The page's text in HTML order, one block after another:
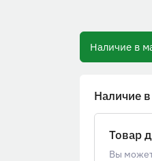
Наличие в
Наличие
Товар
Вы